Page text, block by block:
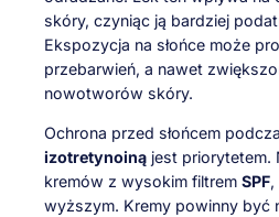
skóry, czyniąc ją bardziej
Ekspozycja na słońce może
przebarwień, a nawet
nowotworów skóry.
Ochrona przed słońcem
izotretynoiną jest priorytetem.
kremów z wysokim filtrem SPF,
wyższym. Kremy powinny być